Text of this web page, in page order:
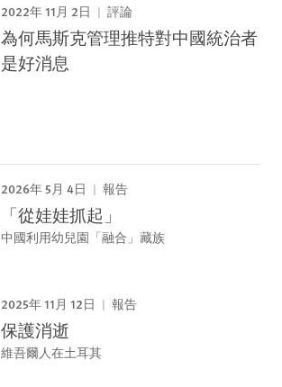
2022年 11月 2日 評論
為何馬斯克管理推特對中國統治者
是好消息
2026年 5月 4日 報告
「從娃娃抓起」
中國利用幼兒園「融合」藏族
2025年 11月 12日 報告
保護消逝
維吾爾人在土耳其